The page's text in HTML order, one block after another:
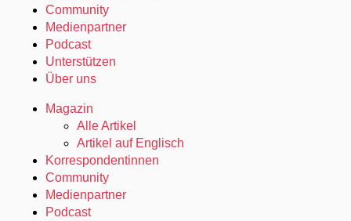
Community
Medienpartner
Podcast
Unterstützen
Über uns
Magazin
Alle Artikel
Artikel auf Englisch
Korrespondentinnen
Community
Medienpartner
Podcast